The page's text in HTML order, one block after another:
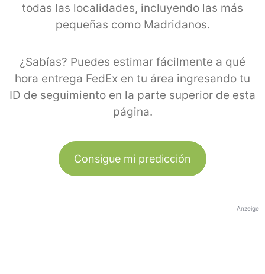
todas las localidades, incluyendo las más
pequeñas como Madridanos.
¿Sabías? Puedes estimar fácilmente a qué
hora entrega FedEx en tu área ingresando tu
ID de seguimiento en la parte superior de esta
página.
Consigue mi predicción
Anzeige